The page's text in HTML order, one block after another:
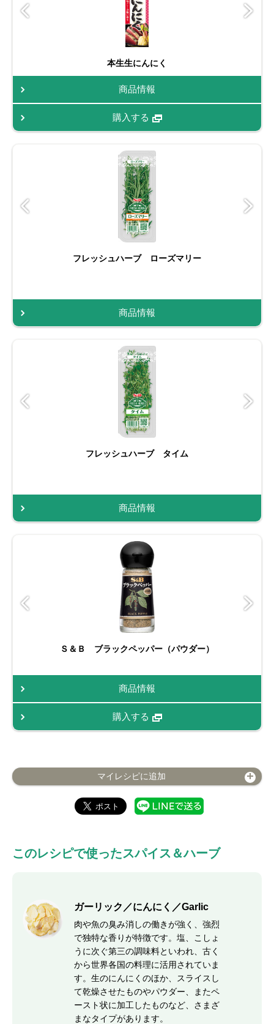
本生生にんにく
商品情報
購入する
フレッシュハーブ ローズマリー
商品情報
フレッシュハーブ タイム
商品情報
Ｓ＆Ｂ ブラックペッパー（パウダー）
商品情報
購入する
マイレシピに追加
このレシピで使ったスパイス＆ハーブ
ガーリック／にんにく／Garlic
肉や魚の臭み消しの働きが強く、強烈
で独特な香りが特徴です。塩、こしょ
うに次ぐ第三の調味料といわれ、古く
から世界各国の料理に活用されていま
す。生のにんにくのほか、スライスし
て乾燥させたものやパウダー、またペ
ースト状に加工したものなど、さまざ
まなタイプがあります。